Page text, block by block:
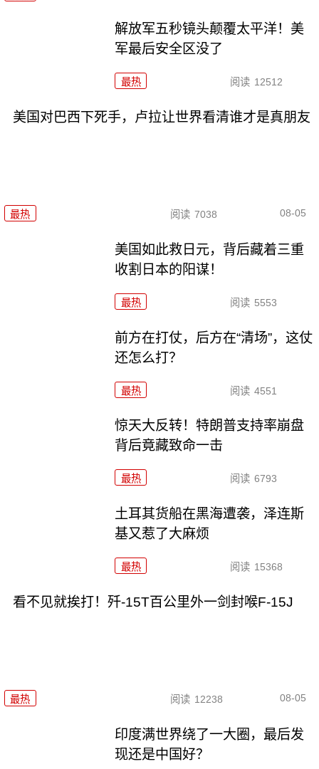
解放军五秒镜头颠覆太平洋！美
军最后安全区没了
最热 阅读 12512
美国对巴西下死手，卢拉让世界看清谁才是真朋友
最热 阅读 7038 08-05
美国如此救日元，背后藏着三重
收割日本的阳谋！
最热 阅读 5553
前方在打仗，后方在“清场”，这仗
还怎么打？
最热 阅读 4551
惊天大反转！特朗普支持率崩盘
背后竟藏致命一击
最热 阅读 6793
土耳其货船在黑海遭袭，泽连斯
基又惹了大麻烦
最热 阅读 15368
看不见就挨打！歼-15T百公里外一剑封喉F-15J
最热 阅读 12238 08-05
印度满世界绕了一大圈，最后发
现还是中国好？